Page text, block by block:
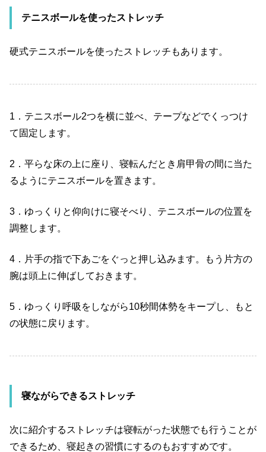
テニスボールを使ったストレッチ
硬式テニスボールを使ったストレッチもあります。
1 ．テニスボール2つを横に並べ、テープなどでくっつけ
て固定します。
2 ．平らな床の上に座り、寝転んだとき肩甲骨の間に当た
るようにテニスボールを置きます。
3 ．ゆっくりと仰向けに寝そべり、テニスボールの位置を
調整します。
4 ．片手の指で下あごをぐっと押し込みます。もう片方の
腕は頭上に伸ばしておきます。
5 ．ゆっくり呼吸をしながら10秒間体勢をキープし、もと
の状態に戻ります。
寝ながらできるストレッチ
次に紹介するストレッチは寝転がった状態でも行うことが
できるため、寝起きの習慣にするのもおすすめです。